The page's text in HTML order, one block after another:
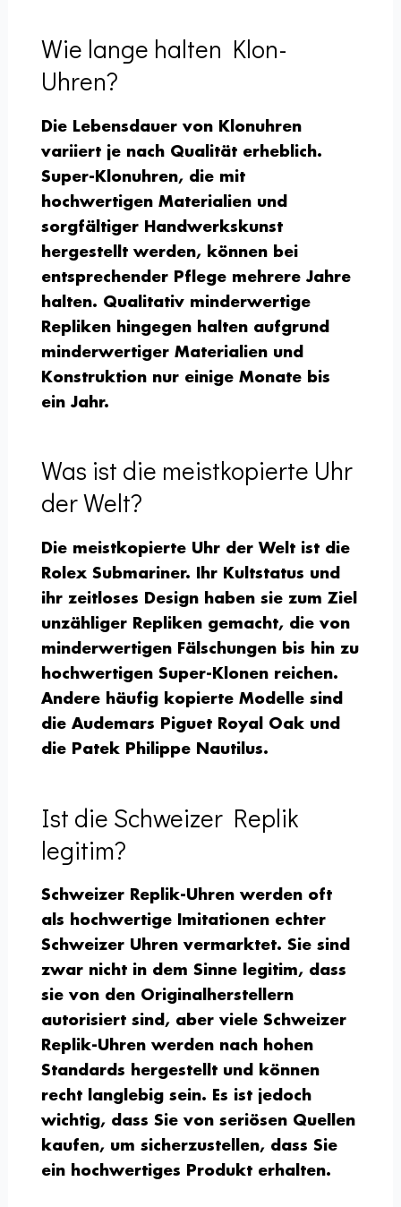
Wie lange halten Klon-
Uhren?
Die Lebensdauer von Klonuhren
variiert je nach Qualität erheblich.
Super-Klonuhren, die mit
hochwertigen Materialien und
sorgfältiger Handwerkskunst
hergestellt werden, können bei
entsprechender Pflege mehrere Jahre
halten. Qualitativ minderwertige
Repliken hingegen halten aufgrund
minderwertiger Materialien und
Konstruktion nur einige Monate bis
ein Jahr.
Was ist die meistkopierte Uhr
der Welt?
Die meistkopierte Uhr der Welt ist die
Rolex Submariner. Ihr Kultstatus und
ihr zeitloses Design haben sie zum Ziel
unzähliger Repliken gemacht, die von
minderwertigen Fälschungen bis hin zu
hochwertigen Super-Klonen reichen.
Andere häufig kopierte Modelle sind
die Audemars Piguet Royal Oak und
die Patek Philippe Nautilus.
Ist die Schweizer Replik
legitim?
Schweizer Replik-Uhren werden oft
als hochwertige Imitationen echter
Schweizer Uhren vermarktet. Sie sind
zwar nicht in dem Sinne legitim, dass
sie von den Originalherstellern
autorisiert sind, aber viele Schweizer
Replik-Uhren werden nach hohen
Standards hergestellt und können
recht langlebig sein. Es ist jedoch
wichtig, dass Sie von seriösen Quellen
kaufen, um sicherzustellen, dass Sie
ein hochwertiges Produkt erhalten.